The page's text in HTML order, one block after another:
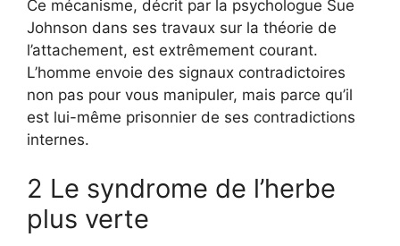
Ce mécanisme, décrit par la psychologue Sue
Johnson dans ses travaux sur la théorie de
l’attachement, est extrêmement courant.
L’homme envoie des signaux contradictoires
non pas pour vous manipuler, mais parce qu’il
est lui-même prisonnier de ses contradictions
internes.
2 Le syndrome de l’herbe
plus verte